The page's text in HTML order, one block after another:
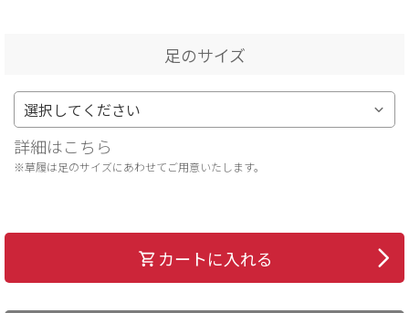
足のサイズ
詳細はこちら
※草履は足のサイズにあわせてご用意いたします。
カートに入れる